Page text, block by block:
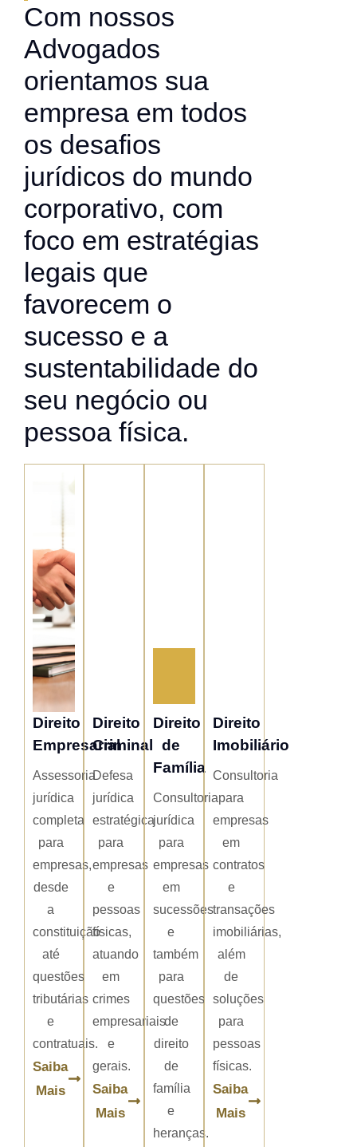
Com nossos
Advogados
orientamos sua
empresa em todos
os desafios
jurídicos do mundo
corporativo, com
foco em estratégias
legais que
favorecem o
sucesso e a
sustentabilidade do
seu negócio ou
pessoa física.
Direito
Empresarial
Assessoria
jurídica
completa
para
empresas,
desde
a
constituição
até
questões
tributárias
e
contratuais.
Saiba
Mais
Direito
Criminal
Defesa
jurídica
estratégica
para
empresas
e
pessoas
físicas,
atuando
em
crimes
empresariais
e
gerais.
Saiba
Mais
Direito
de
Família
Consultoria
jurídica
para
empresas
em
sucessões
e
também
para
questões
de
direito
de
família
e
heranças.
Direito
Imobiliário
Consultoria
para
empresas
em
contratos
e
transações
imobiliárias,
além
de
soluções
para
pessoas
físicas.
Saiba
Mais